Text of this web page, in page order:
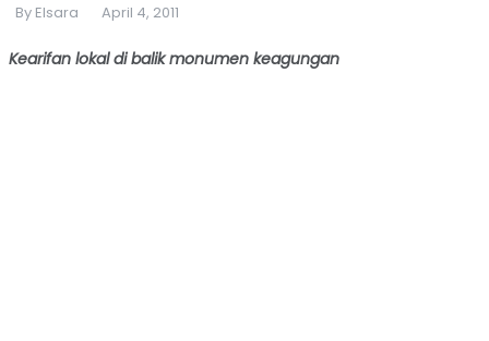
By Elsara April 4, 2011
Kearifan lokal di balik monumen keagungan